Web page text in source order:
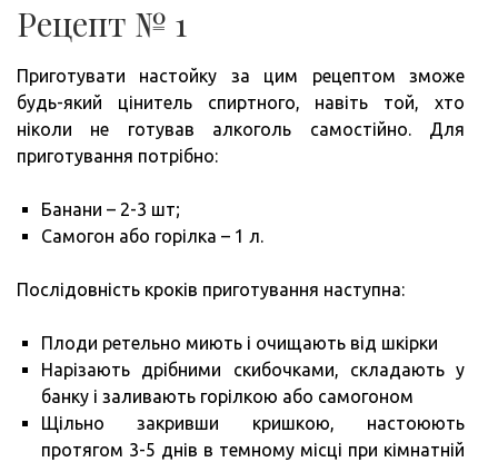
Рецепт № 1
Приготувати настойку за цим рецептом зможе
будь-який цінитель спиртного, навіть той, хто
ніколи не готував алкоголь самостійно. Для
приготування потрібно:
Банани – 2-3 шт;
Самогон або горілка – 1 л.
Послідовність кроків приготування наступна:
Плоди ретельно миють і очищають від шкірки
Нарізають дрібними скибочками, складають у
банку і заливають горілкою або самогоном
Щільно закривши кришкою, настоюють
протягом 3-5 днів в темному місці при кімнатній